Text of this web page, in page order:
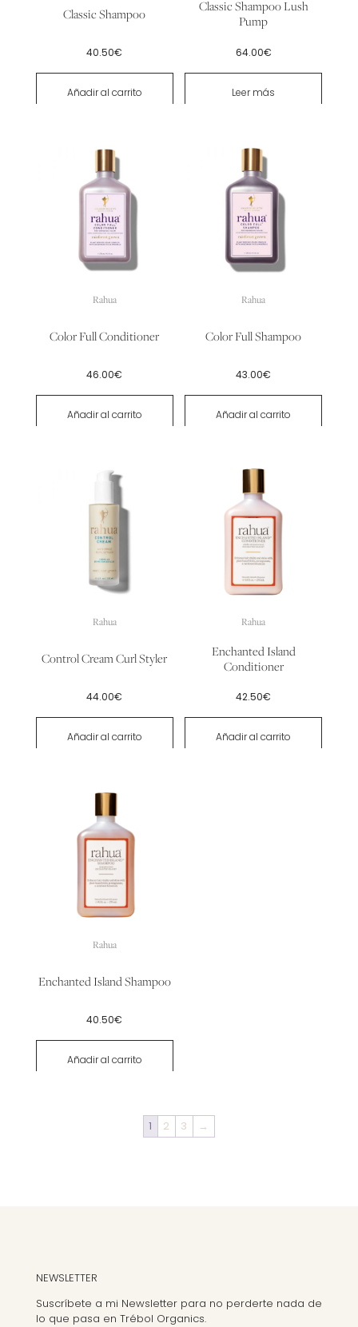
Classic Shampoo
40.50€
Añadir al carrito
Classic Shampoo Lush
Pump
64.00€
Leer más
Rahua
Color Full Conditioner
46.00€
Añadir al carrito
Rahua
Color Full Shampoo
43.00€
Añadir al carrito
Rahua
Control Cream Curl Styler
44.00€
Añadir al carrito
Rahua
Enchanted Island
Conditioner
42.50€
Añadir al carrito
Rahua
Enchanted Island Shampoo
40.50€
Añadir al carrito
1 2 3 →
NEWSLETTER
Suscríbete a mi Newsletter para no perderte nada de
lo que pasa en Trébol Organics.